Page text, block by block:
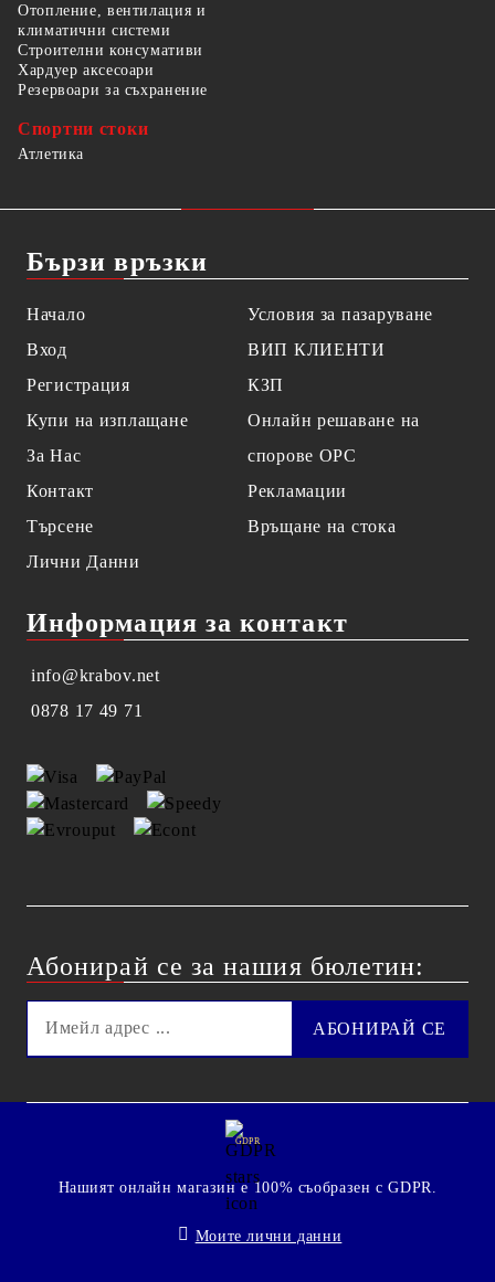
Отопление, вентилация и
климатични системи
Строителни консумативи
Хардуер аксесоари
Резервоари за съхранение
Спортни стоки
Атлетика
Бързи връзки
Начало
Вход
Регистрация
Купи на изплащане
За Нас
Контакт
Търсене
Лични Данни
Условия за пазаруване
ВИП КЛИЕНТИ
КЗП
Онлайн решаване на
спорове OPC
Рекламации
Връщане на стока
Информация за контакт
info@krabov.net
0878 17 49 71
Абонирай се за нашия бюлетин:
GDPR
Нашият онлайн магазин е 100% съобразен с GDPR.
Моите лични данни